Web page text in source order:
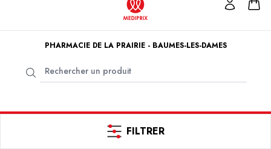
PHARMACIE DE LA PRAIRIE - BAUMES-LES-DAMES
FILTRER